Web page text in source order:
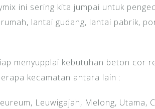
ini sering kita jumpai untuk
lantai gudang, lantai pabrik,
menyupplai kebutuhan beton cor
kecamatan antara lain :
Leuwigajah, Melong, Utama,